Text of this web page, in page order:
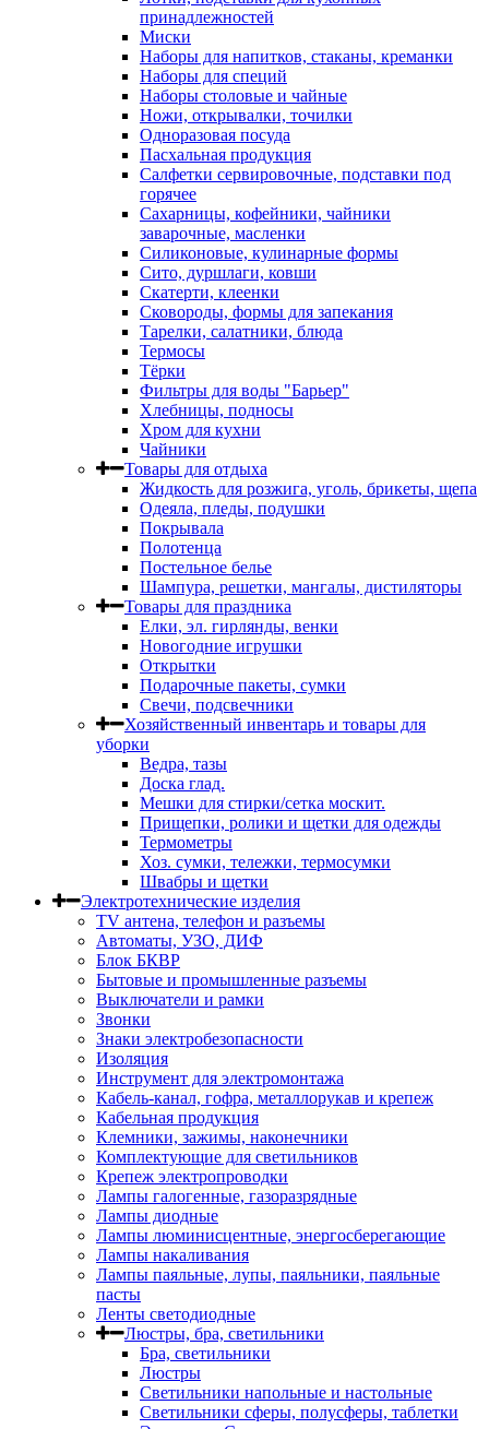
принадлежностей
Миски
Наборы для напитков, стаканы, креманки
Наборы для специй
Наборы столовые и чайные
Ножи, открывалки, точилки
Одноразовая посуда
Пасхальная продукция
Салфетки сервировочные, подставки под
горячее
Сахарницы, кофейники, чайники
заварочные, масленки
Силиконовые, кулинарные формы
Сито, дуршлаги, ковши
Скатерти, клеенки
Сковороды, формы для запекания
Тарелки, салатники, блюда
Термосы
Тёрки
Фильтры для воды "Барьер"
Хлебницы, подносы
Хром для кухни
Чайники
Товары для отдыха
Жидкость для розжига, уголь, брикеты, щепа
Одеяла, пледы, подушки
Покрывала
Полотенца
Постельное белье
Шампура, решетки, мангалы, дистиляторы
Товары для праздника
Елки, эл. гирлянды, венки
Новогодние игрушки
Открытки
Подарочные пакеты, сумки
Свечи, подсвечники
Хозяйственный инвентарь и товары для
уборки
Ведра, тазы
Доска глад.
Мешки для стирки/сетка москит.
Прищепки, ролики и щетки для одежды
Термометры
Хоз. сумки, тележки, термосумки
Швабры и щетки
Электротехнические изделия
TV aнтена, телефон и разъемы
Автоматы, УЗО, ДИФ
Блок БКВР
Бытовые и промышленные разъемы
Выключатели и рамки
Звонки
Знаки электробезопасности
Изоляция
Инструмент для электромонтажа
Кабель-канал, гофра, металлорукав и крепеж
Кабельная продукция
Клемники, зажимы, наконечники
Комплектующие для светильников
Крепеж электропроводки
Лампы галогенные, газоразрядные
Лампы диодные
Лампы люминисцентные, энергосберегающие
Лампы накаливания
Лампы паяльные, лупы, паяльники, паяльные
пасты
Ленты светодиодные
Люстры, бра, светильники
Бра, светильники
Люстры
Светильники напольные и настольные
Светильники сферы, полусферы, таблетки